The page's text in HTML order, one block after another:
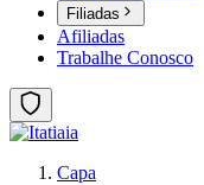
Filiadas
Afiliadas
Trabalhe Conosco
Capa